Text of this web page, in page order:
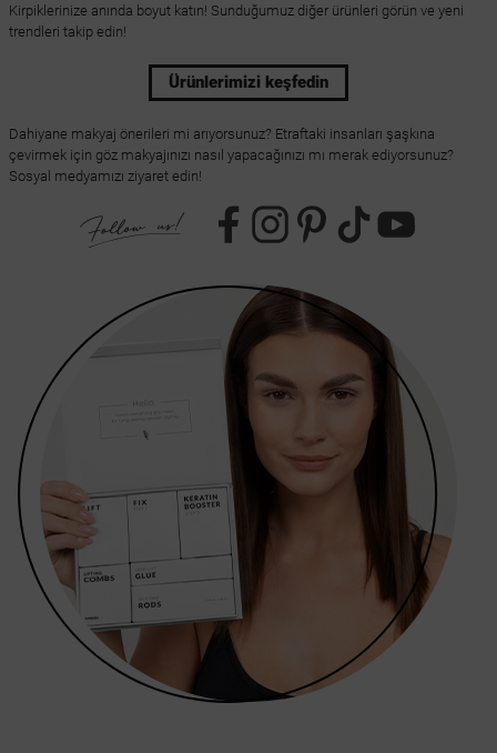
Kirpiklerinize anında boyut katın! Sunduğumuz diğer ürünleri görün ve yeni
trendleri takip edin!
Ürünlerimizi keşfedin
Dahiyane makyaj önerileri mi arıyorsunuz? Etraftaki insanları şaşkına
çevirmek için göz makyajınızı nasıl yapacağınızı mı merak ediyorsunuz?
Sosyal medyamızı ziyaret edin!